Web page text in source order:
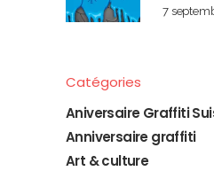
7
Catégories
Aniversaire Graffiti
Anniversaire graffiti
Art & culture